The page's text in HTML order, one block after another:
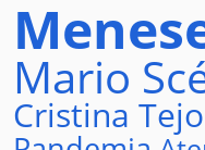
Mario
Cristina Tejo